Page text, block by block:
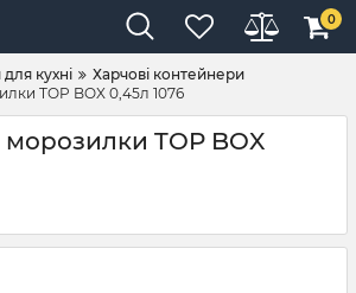
0
кухні
Харчові контейнери
TOP BOX 0,45л 1076
морозилки TOP BOX